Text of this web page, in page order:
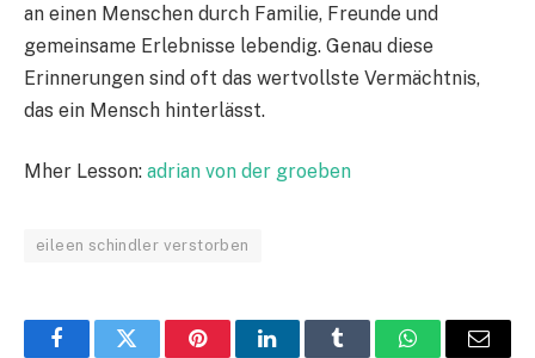
an einen Menschen durch Familie, Freunde und
gemeinsame Erlebnisse lebendig. Genau diese
Erinnerungen sind oft das wertvollste Vermächtnis,
das ein Mensch hinterlässt.
Mher Lesson: adrian von der groeben
eileen schindler verstorben